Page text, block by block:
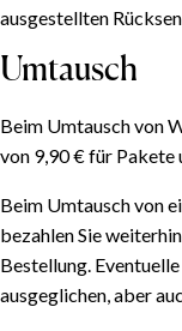
ausgestellten
Umtausch
Beim Umtausch von
von 9,90 € für Pakete
Beim Umtausch von
bezahlen Sie
Bestellung.
ausgeglichen, aber